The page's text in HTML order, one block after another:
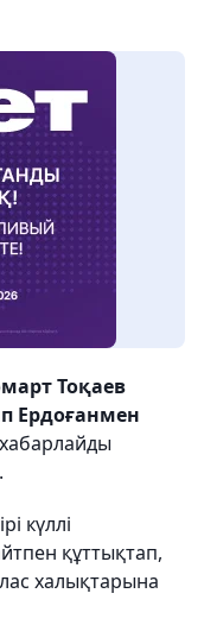
Тоқаев
Ердоғанмен
күллі
құттықтап,
халықтарына